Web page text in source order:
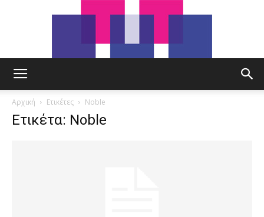
Αρχική Ετικέτες Noble
Ετικέτα: Noble